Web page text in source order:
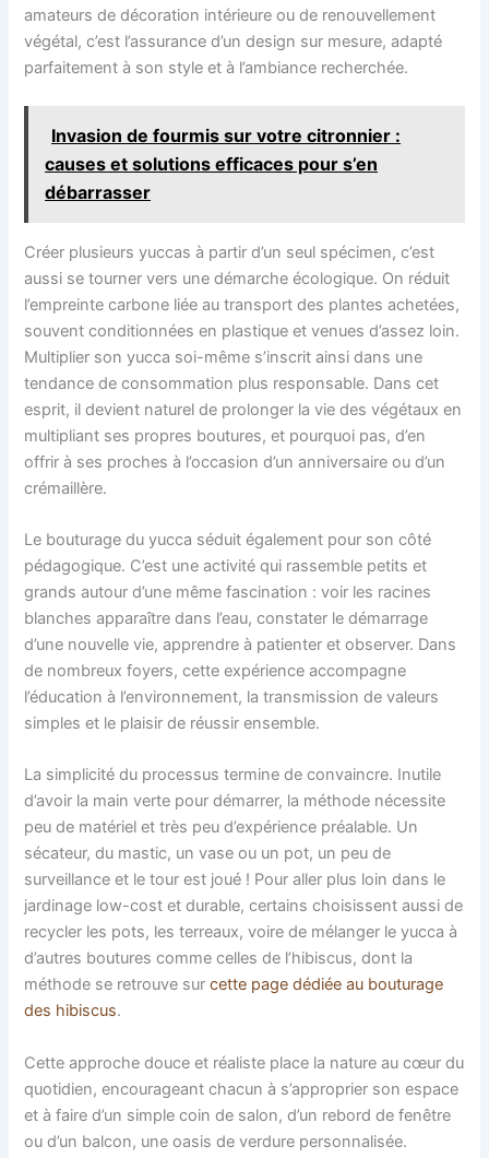
amateurs de décoration intérieure ou de renouvellement
végétal, c’est l’assurance d’un design sur mesure, adapté
parfaitement à son style et à l’ambiance recherchée.
Invasion de fourmis sur votre citronnier :
causes et solutions efficaces pour s’en
débarrasser
Créer plusieurs yuccas à partir d’un seul spécimen, c’est
aussi se tourner vers une démarche écologique. On réduit
l’empreinte carbone liée au transport des plantes achetées,
souvent conditionnées en plastique et venues d’assez loin.
Multiplier son yucca soi-même s’inscrit ainsi dans une
tendance de consommation plus responsable. Dans cet
esprit, il devient naturel de prolonger la vie des végétaux en
multipliant ses propres boutures, et pourquoi pas, d’en
offrir à ses proches à l’occasion d’un anniversaire ou d’un
crémaillère.
Le bouturage du yucca séduit également pour son côté
pédagogique. C’est une activité qui rassemble petits et
grands autour d’une même fascination : voir les racines
blanches apparaître dans l’eau, constater le démarrage
d’une nouvelle vie, apprendre à patienter et observer. Dans
de nombreux foyers, cette expérience accompagne
l’éducation à l’environnement, la transmission de valeurs
simples et le plaisir de réussir ensemble.
La simplicité du processus termine de convaincre. Inutile
d’avoir la main verte pour démarrer, la méthode nécessite
peu de matériel et très peu d’expérience préalable. Un
sécateur, du mastic, un vase ou un pot, un peu de
surveillance et le tour est joué ! Pour aller plus loin dans le
jardinage low-cost et durable, certains choisissent aussi de
recycler les pots, les terreaux, voire de mélanger le yucca à
d’autres boutures comme celles de l’hibiscus, dont la
méthode se retrouve surcette page dédiée au bouturage
des hibiscus.
Cette approche douce et réaliste place la nature au cœur du
quotidien, encourageant chacun à s’approprier son espace
et à faire d’un simple coin de salon, d’un rebord de fenêtre
ou d’un balcon, une oasis de verdure personnalisée.